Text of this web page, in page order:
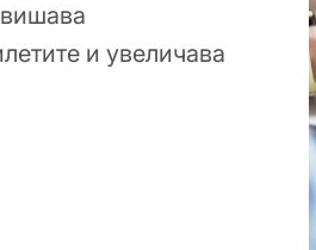
и увеличава